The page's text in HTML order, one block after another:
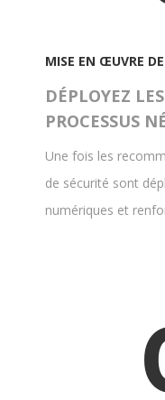
MISE EN ŒUVRE
DÉPLOYEZ
PROCESSUS
Une fois les
de sécurité sont
numériques et